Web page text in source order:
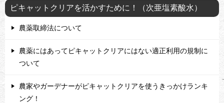
ピキャットクリアを活かすために！（次亜塩素酸水）
農薬取締法について
農薬にはあってピキャットクリアにはない適正利用の規制に
ついて
農家やガーデナーがピキャットクリアを使うきっかけランキ
ング！